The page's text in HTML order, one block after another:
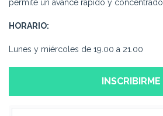
permite un avance rápido y concentrado.
HORARIO:
Lunes y miércoles de 19.00 a 21.00
INSCRIBIRME